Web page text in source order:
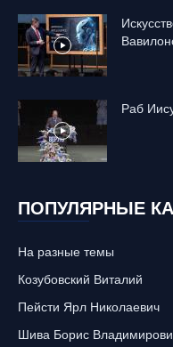
Раб
ПОПУЛЯРНЫЕ
На разные темы
Козубовский Виталий
Пейсти Ярл Николаевич
Шива Борис